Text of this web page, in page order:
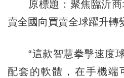
原標題：聚焦臨沂商
賣全國向買賣全球躍升轉
“這款智慧拳擊速度球
配套的軟體，在手機端